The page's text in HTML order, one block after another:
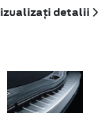
detalii